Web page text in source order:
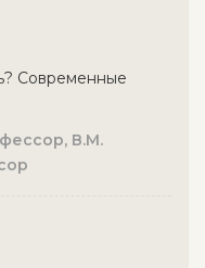
Современные
В.М.